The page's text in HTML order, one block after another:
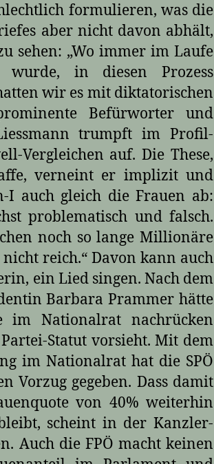
formulieren, was die
aber nicht davon abhält,
sehen: „Wo immer im Laufe
wurde, in diesen Prozess
wir es mit diktatorischen
Befürworter und
trumpft im Profil-
Vergleichen auf. Die These,
verneint er implizit und
I auch gleich die Frauen ab:
problematisch und falsch.
noch so lange Millionäre
reich.“ Davon kann auch
ein Lied singen. Nach dem
Barbara Prammer hätte
im Nationalrat nachrücken
Partei-Statut vorsieht. Mit dem
im Nationalrat hat die SPÖ
Vorzug gegeben. Dass damit
von 40% weiterhin
scheint in der Kanzler-
Auch die FPÖ macht keinen